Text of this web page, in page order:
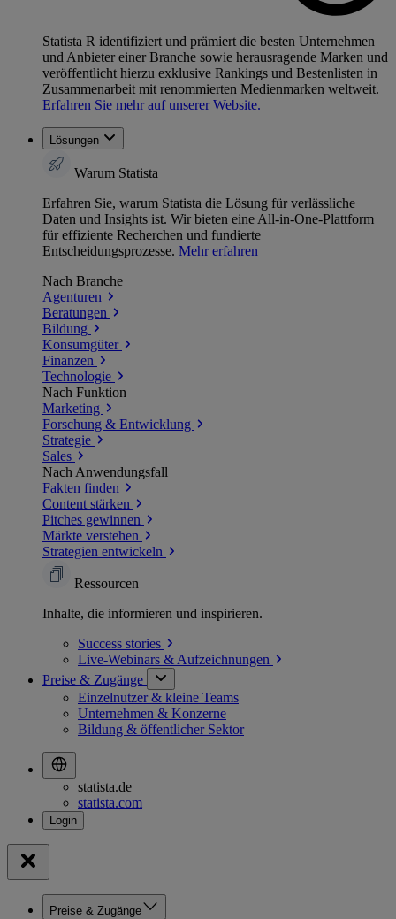
Statista R identifiziert und prämiert die besten Unternehmen
und Anbieter einer Branche sowie herausragende Marken und
veröffentlicht hierzu exklusive Rankings und Bestenlisten in
Zusammenarbeit mit renommierten Medienmarken weltweit.
Erfahren Sie mehr auf unserer Website.
Lösungen
Warum Statista
Erfahren Sie, warum Statista die Lösung für verlässliche
Daten und Insights ist. Wir bieten eine All-in-One-Plattform
für effiziente Recherchen und fundierte
Entscheidungsprozesse. Mehr erfahren
Nach Branche
Agenturen
Beratungen
Bildung
Konsumgüter
Finanzen
Technologie
Nach Funktion
Marketing
Forschung & Entwicklung
Strategie
Sales
Nach Anwendungsfall
Fakten finden
Content stärken
Pitches gewinnen
Märkte verstehen
Strategien entwickeln
Ressourcen
Inhalte, die informieren und inspirieren.
Success stories
Live-Webinars & Aufzeichnungen
Preise & Zugänge
Einzelnutzer & kleine Teams
Unternehmen & Konzerne
Bildung & öffentlicher Sektor
statista.de
statista.com
Preise & Zugänge